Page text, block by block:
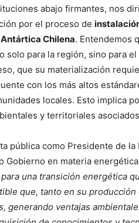
abajo firmantes, nos
por el proceso de
Chilena. Entendemos
solo para la región, sino para
que su materialización
con los más altos
locales. Esto implica
y territoriales
pública como Presidente de
Gobierno en materia
una transición energética
que, tanto en su
generando ventajas